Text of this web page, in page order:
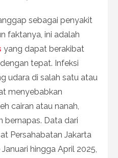
sebagai penyakit
faktanya, ini adalah
yang dapat berakibat
tepat. Infeksi
udara di salah satu atau
menyebabkan
cairan atau nanah,
bernapas. Data dari
Persahabatan Jakarta
hingga April 2025,